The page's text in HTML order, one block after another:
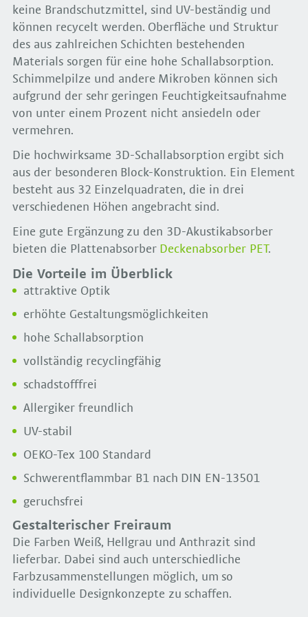
keine Brandschutzmittel, sind UV-beständig und
können recycelt werden. Oberfläche und Struktur
des aus zahlreichen Schichten bestehenden
Materials sorgen für eine hohe Schallabsorption.
Schimmelpilze und andere Mikroben können sich
aufgrund der sehr geringen Feuchtigkeitsaufnahme
von unter einem Prozent nicht ansiedeln oder
vermehren.
Die hochwirksame 3D-Schallabsorption ergibt sich
aus der besonderen Block-Konstruktion. Ein Element
besteht aus 32 Einzelquadraten, die in drei
verschiedenen Höhen angebracht sind.
Eine gute Ergänzung zu den 3D-Akustikabsorber
bieten die PlattenabsorberDeckenabsorber PET.
Die Vorteile im Überblick
attraktive Optik
erhöhte Gestaltungsmöglichkeiten
hohe Schallabsorption
vollständig recyclingfähig
schadstofffrei
Allergiker freundlich
UV-stabil
OEKO-Tex 100 Standard
Schwerentflammbar B1 nach DIN EN-13501
geruchsfrei
Gestalterischer Freiraum
Die Farben Weiß, Hellgrau und Anthrazit sind
lieferbar. Dabei sind auch unterschiedliche
Farbzusammenstellungen möglich, um so
individuelle Designkonzepte zu schaffen.